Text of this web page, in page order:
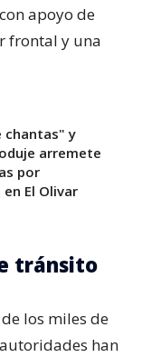
apoyo de
frontal y una
chantas" y
arremete
por
El Olivar
tránsito
los miles de
han